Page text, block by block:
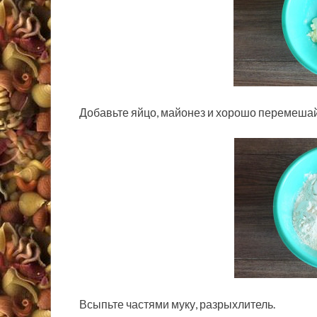
Добавьте яйцо, майонез и хорошо
Всыпьте частями муку, разрыхлитель.